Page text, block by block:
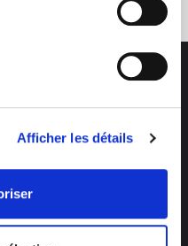
Afficher les détails